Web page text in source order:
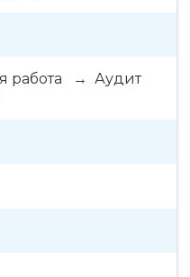
работа → Аудит